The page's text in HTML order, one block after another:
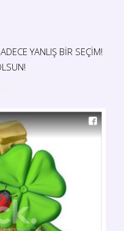
YANLIŞ BİR SEÇİM!